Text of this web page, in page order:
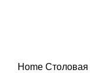
Home Столовая